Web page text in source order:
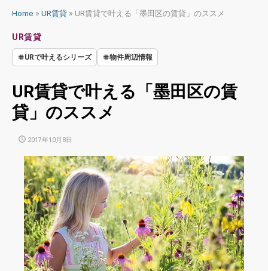
Home » UR賃貸 » UR賃貸で叶える「墨田区の賃貸」のススメ
UR賃貸
URで叶えるシリーズ 物件周辺情報
UR賃貸で叶える「墨田区の賃
貸」のススメ
POSTED
2017年10月8日